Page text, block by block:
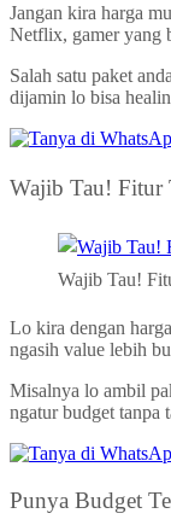
Jangan kira harga
Netflix, gamer yang
Salah satu paket
dijamin lo bisa
Wajib Tau! Fitur
Wajib Tau!
Lo kira dengan
ngasih value lebih
Misalnya lo ambil
ngatur budget tanpa
Punya Budget